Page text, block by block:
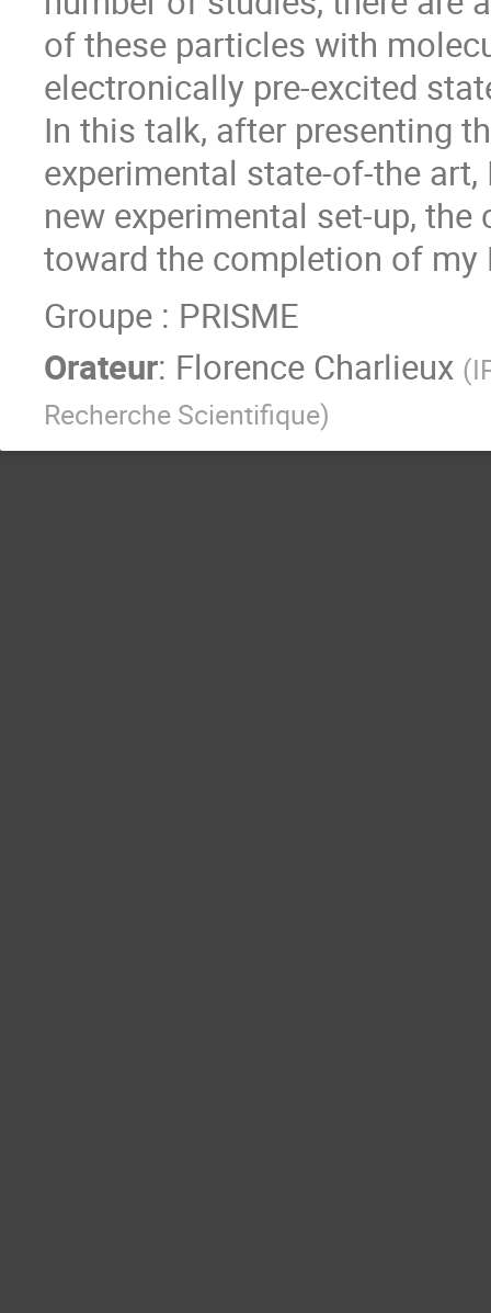
of these particles with
electronically pre-excited
In this talk, after presenting
experimental state-of-the
new experimental set-up,
toward the completion of my
Groupe : PRISME
Orateur: Florence Charlieux (
Recherche Scientifique)